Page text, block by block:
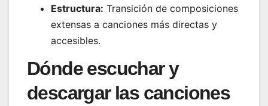
Estructura: Transición de composiciones
extensas a canciones más directas y
accesibles.
Dónde escuchar y
descargar las canciones